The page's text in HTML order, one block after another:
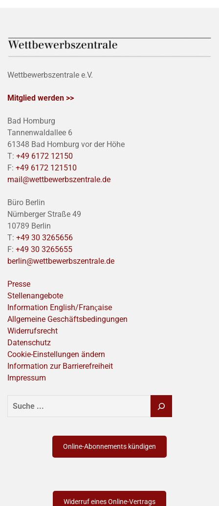
Wettbewerbszentrale e.V.
Mitglied werden >>
Bad Homburg
Tannenwaldallee 6
61348 Bad Homburg vor der Höhe
T: +49 6172 12150
F: +49 6172 121510
mail@wettbewerbszentrale.de
Büro Berlin
Nürnberger Straße 49
10789 Berlin
T: +49 30 3265656
F: +49 30 3265655
berlin@wettbewerbszentrale.de
Presse
Stellenangebote
Information English/Franҫaise
Allgemeine Geschäftsbedingungen
Widerrufsrecht
Datenschutz
Cookie-Einstellungen ändern
Information zur Barrierefreiheit
Impressum
SUCHEN
Online-Abonnements kündigen
Widerruf eines Online-Vertrags